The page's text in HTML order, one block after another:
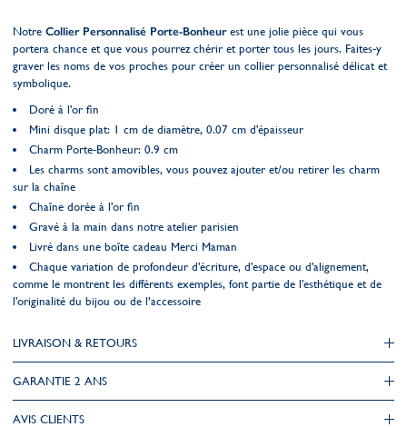
Notre Collier Personnalisé Porte-Bonheurest une jolie pièce qui vous
portera chance et que vous pourrez chérir et porter tous les jours. Faites-y
graver les noms de vos proches pour créer un collier personnalisé délicat et
symbolique.
Doré à l'or fin
Mini disque plat: 1 cm de diamètre, 0.07 cm d'épaisseur
Charm Porte-Bonheur: 0.9 cm
Les charms sont amovibles, vous pouvez ajouter et/ou retirer les charm
sur la chaîne
Chaîne dorée à l'or fin
Gravé à la main dans notre atelier parisien
Livré dans une boîte cadeau Merci Maman
Chaque variation de profondeur d'écriture, d'espace ou d'alignement,
comme le montrent les différents exemples, font partie de l'esthétique et de
l'originalité du bijou ou de l’accessoire
LIVRAISON & RETOURS
GARANTIE 2 ANS
AVIS CLIENTS